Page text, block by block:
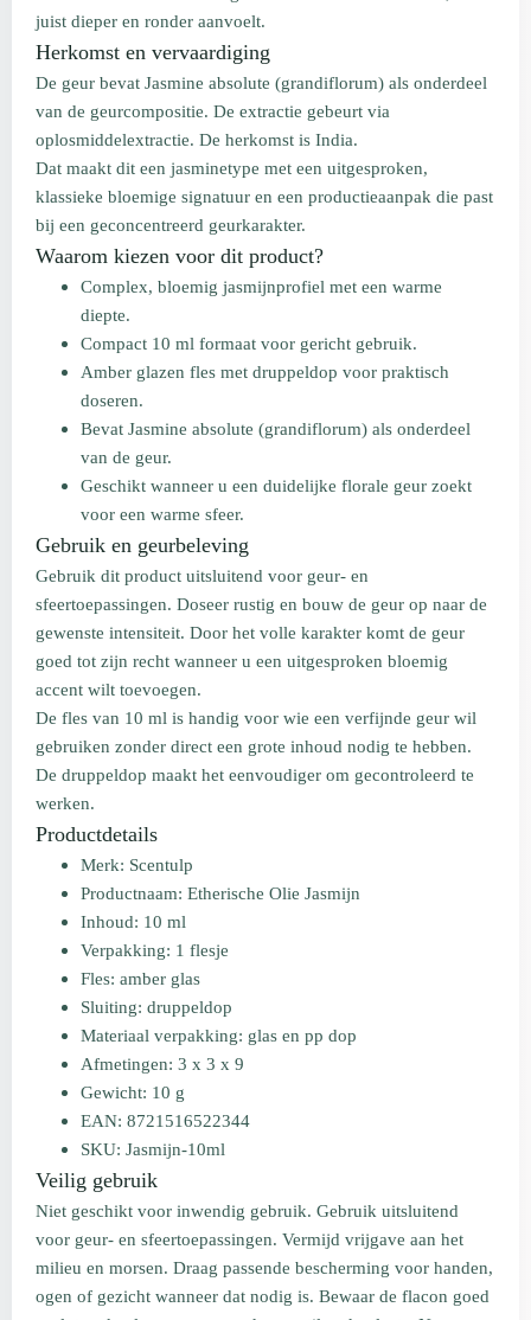
juist dieper en ronder aanvoelt.
Herkomst en vervaardiging
De geur bevat Jasmine absolute (grandiflorum) als onderdeel
van de geurcompositie. De extractie gebeurt via
oplosmiddelextractie. De herkomst is India.
Dat maakt dit een jasminetype met een uitgesproken,
klassieke bloemige signatuur en een productieaanpak die past
bij een geconcentreerd geurkarakter.
Waarom kiezen voor dit product?
Complex, bloemig jasmijnprofiel met een warme
diepte.
Compact 10 ml formaat voor gericht gebruik.
Amber glazen fles met druppeldop voor praktisch
doseren.
Bevat Jasmine absolute (grandiflorum) als onderdeel
van de geur.
Geschikt wanneer u een duidelijke florale geur zoekt
voor een warme sfeer.
Gebruik en geurbeleving
Gebruik dit product uitsluitend voor geur- en
sfeertoepassingen. Doseer rustig en bouw de geur op naar de
gewenste intensiteit. Door het volle karakter komt de geur
goed tot zijn recht wanneer u een uitgesproken bloemig
accent wilt toevoegen.
De fles van 10 ml is handig voor wie een verfijnde geur wil
gebruiken zonder direct een grote inhoud nodig te hebben.
De druppeldop maakt het eenvoudiger om gecontroleerd te
werken.
Productdetails
Merk: Scentulp
Productnaam: Etherische Olie Jasmijn
Inhoud: 10 ml
Verpakking: 1 flesje
Fles: amber glas
Sluiting: druppeldop
Materiaal verpakking: glas en pp dop
Afmetingen: 3 x 3 x 9
Gewicht: 10 g
EAN: 8721516522344
SKU: Jasmijn-10ml
Veilig gebruik
Niet geschikt voor inwendig gebruik. Gebruik uitsluitend
voor geur- en sfeertoepassingen. Vermijd vrijgave aan het
milieu en morsen. Draag passende bescherming voor handen,
ogen of gezicht wanneer dat nodig is. Bewaar de flacon goed